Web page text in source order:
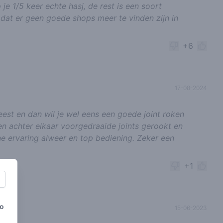
1/5 keer echte hasj, de rest is een soort
er geen goede shops meer te vinden zijn in
+6
en dan wil je wel eens een goede joint roken
achter elkaar voorgedraaide joints gerookt en
alweer en top bediening. Zeker een
+1
15-06-2023